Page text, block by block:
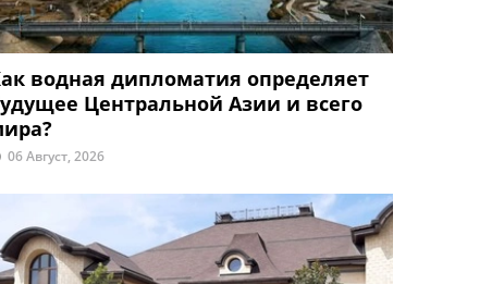
водная дипломатия определяет
Центральной Азии и всего
06 Август, 2026